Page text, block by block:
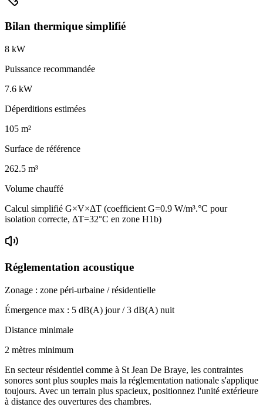
Bilan thermique simplifié
8 kW
Puissance recommandée
7.6 kW
Déperditions estimées
105 m²
Surface de référence
262.5 m³
Volume chauffé
Calcul simplifié G×V×ΔT (coefficient G=0.9 W/m³.°C pour
isolation correcte, ΔT=32°C en zone H1b)
Réglementation acoustique
Zonage : zone péri-urbaine / résidentielle
Émergence max : 5 dB(A) jour /3 dB(A) nuit
Distance minimale
2 mètres minimum
En secteur résidentiel comme à St Jean De Braye, les contraintes
sonores sont plus souples mais la réglementation nationale s'applique
toujours. Avec un terrain plus spacieux, positionnez l'unité extérieure
à distance des ouvertures des chambres.